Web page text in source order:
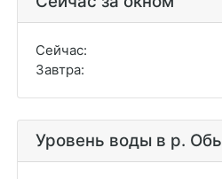
Сейчас:
Завтра:
Уровень воды в р. Обь